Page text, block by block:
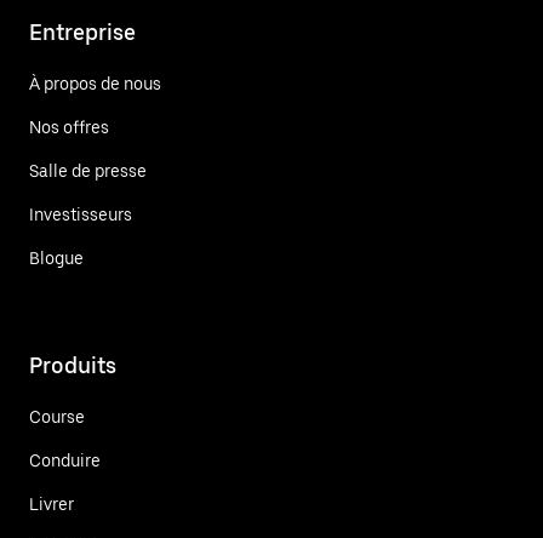
Entreprise
À propos de nous
Nos offres
Salle de presse
Investisseurs
Blogue
Produits
Course
Conduire
Livrer